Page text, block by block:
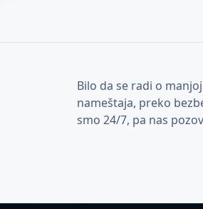
Bilo da se radi o
nameštaja, preko
smo 24/7, pa nas